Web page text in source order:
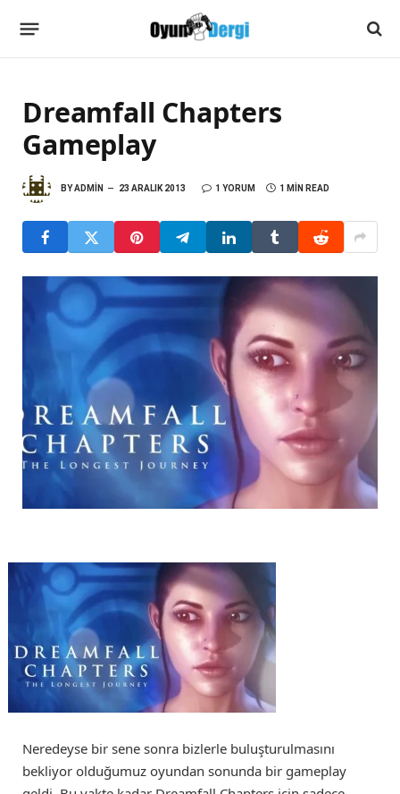
Dreamfall Chapters
Gameplay
BYADMIN 23 ARALIK 2013 1 YORUM 1 MIN READ
Neredeyse bir sene sonra bizlerle buluşturulmasını
bekliyor olduğumuz oyundan sonunda bir gameplay